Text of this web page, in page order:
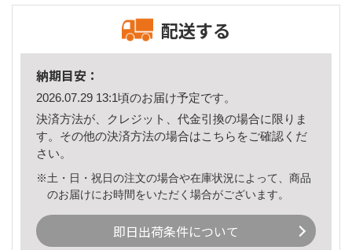
配送する
納期目安：
2026.07.29 13:1頃のお届け予定です。
決済方法が、クレジット、代金引換の場合に限りま
す。その他の決済方法の場合はこちら をご確認くだ
さい。
※土・日・祝日の注文の場合や在庫状況によって、商品
のお届けにお時間をいただく場合がございます。
即日出荷条件について